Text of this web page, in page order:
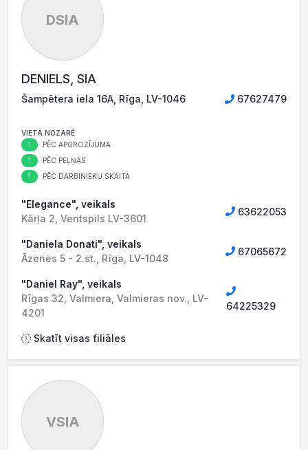
DSIA
DENIELS, SIA
Šampētera iela 16A, Rīga, LV-1046 67627479
VIETA NOZARĒ
1 PĒC APGROZĪJUMA
1 PĒC PEĻŅAS
1 PĒC DARBINIEKU SKAITA
"Elegance", veikals
Kārļa 2, Ventspils LV-3601
63622053
"Daniela Donati", veikals
Āzenes 5 - 2.st., Rīga, LV-1048
67065672
"Daniel Ray", veikals
Rīgas 32, Valmiera, Valmieras nov., LV-
4201
64225329
Skatīt visas filiāles
VSIA